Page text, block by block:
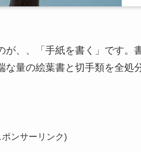
、、「手紙を書く」です。
量の絵葉書と切手類を全処
ポンサーリンク)